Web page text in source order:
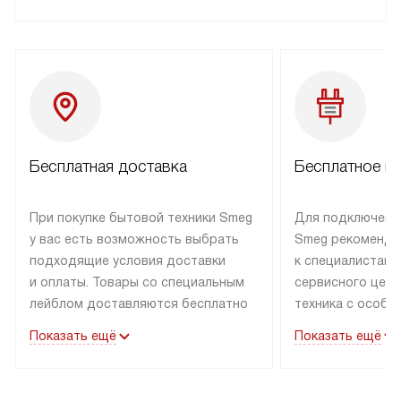
Бесплатная доставка
При покупке бытовой техники Smeg
у вас есть возможность выбрать
подходящие условия доставки
и оплаты. Товары со специальным
лейблом доставляются бесплатно
до подъезда. Доставка за пределы
Показать ещё
Бесплатное
Для
Smeg
к специалистам
сервисного
техника с
коммуникациям.
Показать ещё